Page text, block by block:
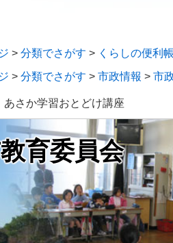
> 分類でさがす > くらしの便利帳
> 分類でさがす > 市政情報 > 市
さか学習おとどけ講座
育委員会